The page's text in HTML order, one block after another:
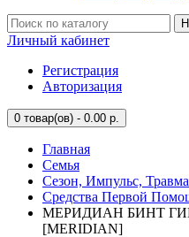
Личный кабинет
Регистрация
Авторизация
0 товар(ов) - 0.00 р.
Главная
Семья
Сезон, Импульс, Травма
Средства Первой
МЕРИДИАН БИНТ
[MERIDIAN]